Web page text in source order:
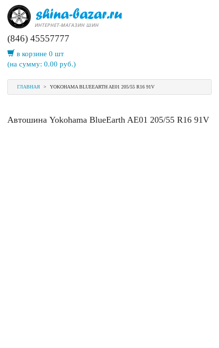
(846) 45557777
в корзине 0 шт
(на сумму: 0.00 руб.)
ГЛАВНАЯ > YOKOHAMA BLUEEARTH AE01 205/55 R16 91V
Автошина Yokohama BlueEarth AE01 205/55 R16 91V